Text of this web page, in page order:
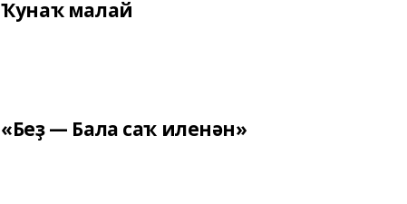
Ҡунаҡ малай
«Беҙ — Бала саҡ иленән»